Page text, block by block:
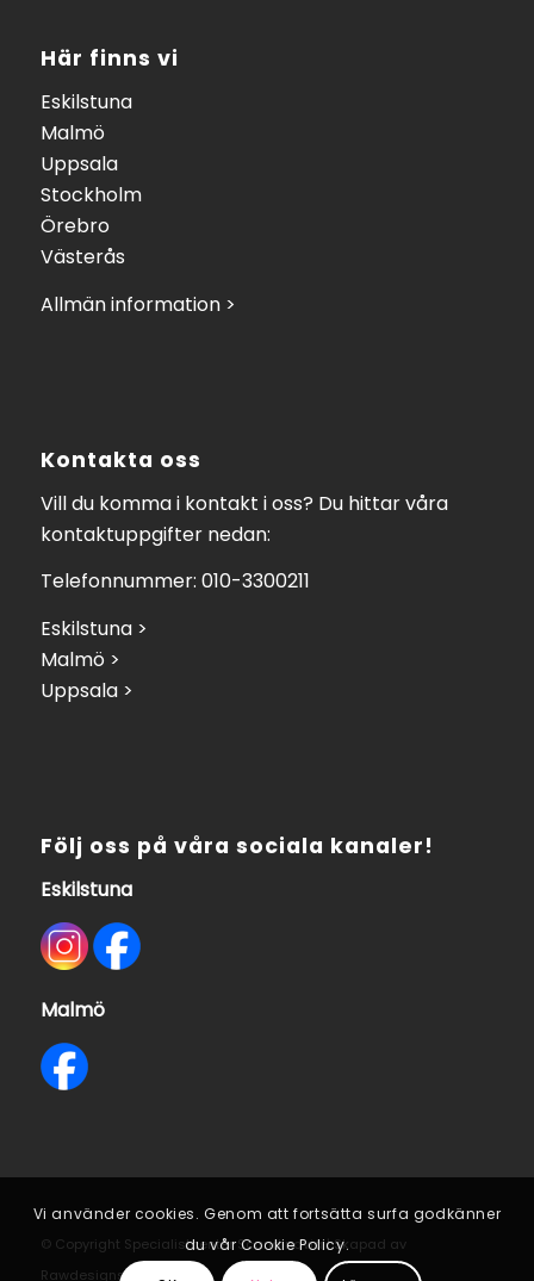
Här finns vi
Eskilstuna
Malmö
Uppsala
Stockholm
Örebro
Västerås
Allmän information >
Kontakta oss
Vill du komma i kontakt i oss? Du hittar våra
kontaktuppgifter nedan:
Telefonnummer: 010-3300211
Eskilstuna >
Malmö >
Uppsala >
Följ oss på våra sociala kanaler!
Eskilstuna
Malmö
© Copyright Specialistcenter Scandinavia | Skapad av
Rawdesigns
Vi använder cookies. Genom att fortsätta surfa godkänner
du vår Cookie Policy.